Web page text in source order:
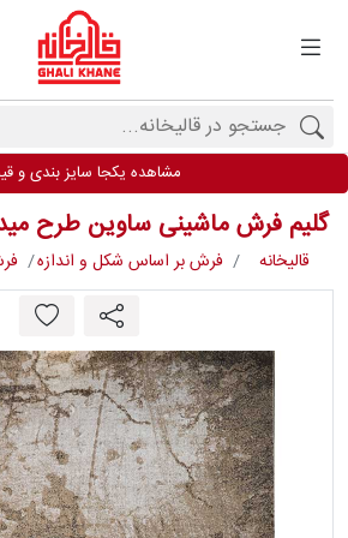
دسته
بندی
فرش
برندها
مشاهده یکجا سایز بندی و
گلیم فرش ماشینی ساوین طرح
قالیخانه فرش بر اساس شکل و اندازه